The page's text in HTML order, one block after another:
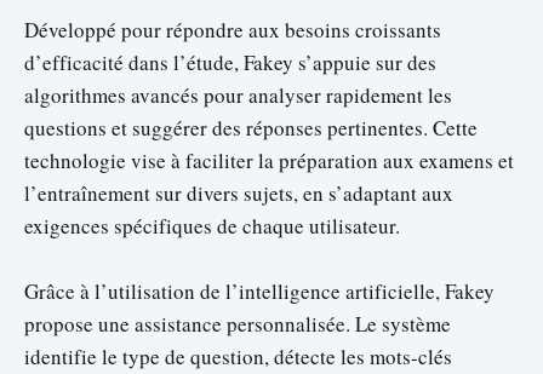
Développé pour répondre aux besoins croissants
d’efficacité dans l’étude, Fakey s’appuie sur des
algorithmes avancés pour analyser rapidement les
questions et suggérer des réponses pertinentes. Cette
technologie vise à faciliter la préparation aux examens et
l’entraînement sur divers sujets, en s’adaptant aux
exigences spécifiques de chaque utilisateur.
Grâce à l’utilisation de l’intelligence artificielle, Fakey
propose une assistance personnalisée. Le système
identifie le type de question, détecte les mots-clés